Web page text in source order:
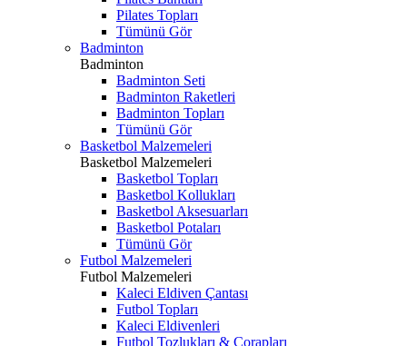
Pilates Topları
Tümünü Gör
Badminton
Badminton
Badminton Seti
Badminton Raketleri
Badminton Topları
Tümünü Gör
Basketbol Malzemeleri
Basketbol Malzemeleri
Basketbol Topları
Basketbol Kollukları
Basketbol Aksesuarları
Basketbol Potaları
Tümünü Gör
Futbol Malzemeleri
Futbol Malzemeleri
Kaleci Eldiven Çantası
Futbol Topları
Kaleci Eldivenleri
Futbol Tozlukları & Çorapları